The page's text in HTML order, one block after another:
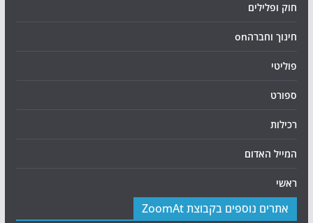
חוק ופלילים
חינוך וחברהon
פוליטי
ספורט
רכילות
המייל האדום
ראשי
אתרים נוספים בקבוצת ZoomAt